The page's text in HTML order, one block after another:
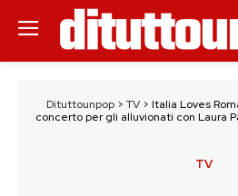
Dituttounpop > TV > Italia Loves
concerto per gli alluvionati con Laura
TV